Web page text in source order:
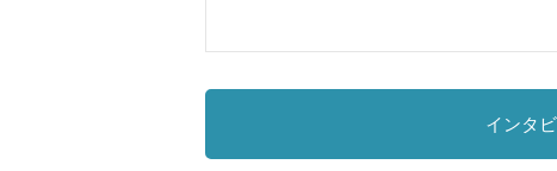
インタ